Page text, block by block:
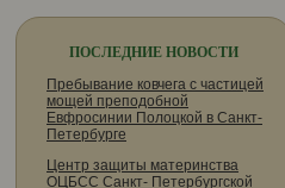
ПОСЛЕДНИЕ НОВОСТИ
Пребывание ковчега с частицей
мощей преподобной
Евфросинии Полоцкой в Санкт-
Петербурге
Центр защиты материнства
ОЦБСС Санкт- Петербургской